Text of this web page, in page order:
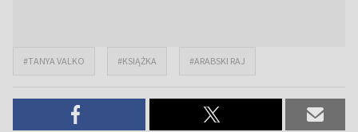
#TANYA VALKO #KSIĄŻKA #ARABSKI RAJ